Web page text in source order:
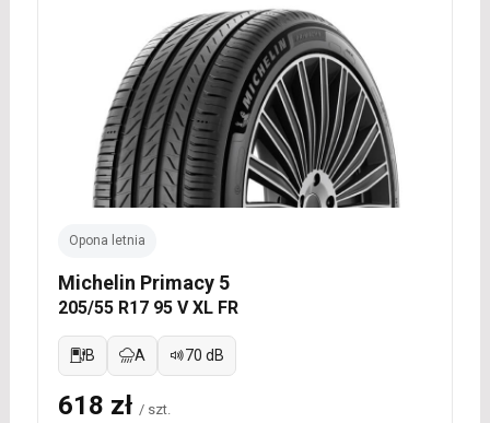
Opona letnia
Michelin Primacy 5
205/55 R17 95 V XL FR
B A 70 dB
618 zł / szt.